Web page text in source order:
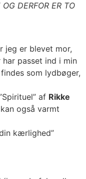
DERFOR ER TO
jeg er blevet mor,
passet ind i min
som lydbøger,
af Rikke
også varmt
kærlighed”